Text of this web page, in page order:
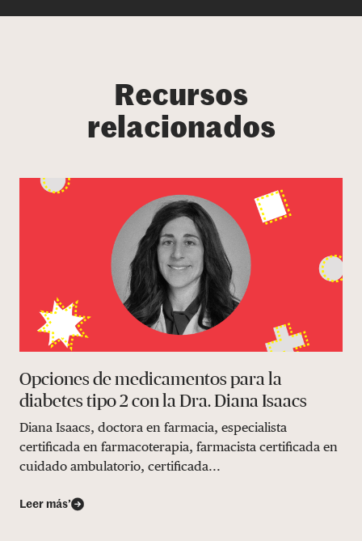
Recursos
relacionados
Opciones de medicamentos para la
diabetes tipo 2 con la Dra. Diana Isaacs
Diana Isaacs, doctora en farmacia, especialista
certificada en farmacoterapia, farmacista certificada en
cuidado ambulatorio, certificada...
Leer más’